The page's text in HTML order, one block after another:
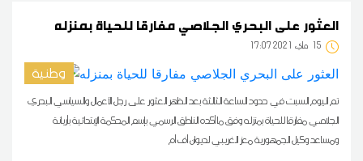
العثور على البحري الجلاصي مفارقا للحياة بمنزله
15 17:07 2021 ماي
وطنية
تم اليوم السبت في حدود الساعة الثالثة بعد الظهر العثور على رجل الأعمال والسياسي البحري
الجلاصي مفارقا للحياة بمنزله وفق ما أكده الناطق الرسمي بإسم المحكمة الإبتدائية بأريانة
ومساعد وكيل الجمهورية معز الغريبي لديوان أف أم